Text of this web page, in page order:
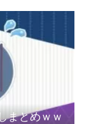
まとめｗｗ